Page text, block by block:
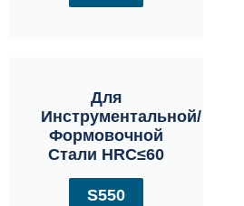
Для
Инструментальной/
Формовочной
Стали HRC≤60
S550